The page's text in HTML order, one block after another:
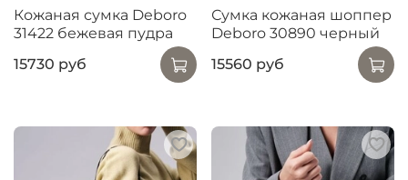
Кожаная сумка Deboro
31422 бежевая пудра
15730 руб
Сумка кожаная шоппер
Deboro 30890 черный
15560 руб